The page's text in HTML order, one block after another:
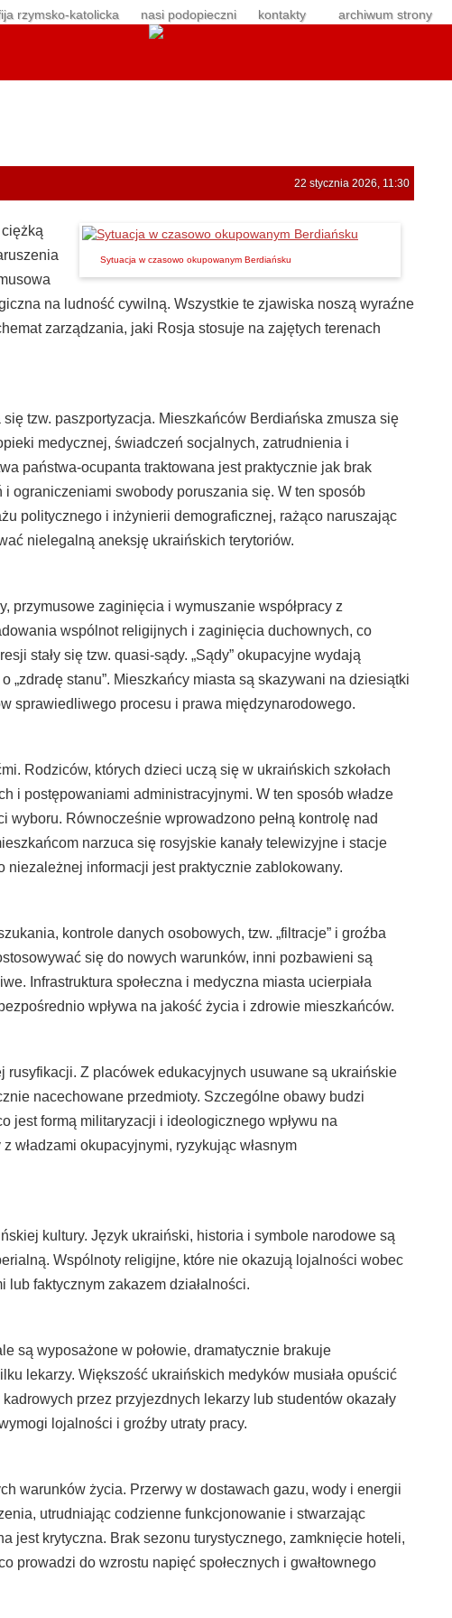
rzymsko-katolicka nasi podopieczni kontakty archiwum strony
22 stycznia 2026, 11:30
Sytuacja w czasowo okupowanym Berdiańsku
na ludność cywilną. Wszystkie te zjawiska noszą wyraźne
zarządzania, jaki Rosja stosuje na zajętych terenach
tzw. paszportyzacja. Mieszkańców Berdiańska zmusza się
medycznej, świadczeń socjalnych, zatrudnienia i
państwa-ocupanta traktowana jest praktycznie jak brak
ograniczeniami swobody poruszania się. W ten sposób
politycznego i inżynierii demograficznej, rażąco naruszając
nielegalną aneksję ukraińskich terytoriów.
przymusowe zaginięcia i wymuszanie współpracy z
wspólnot religijnych i zaginięcia duchownych, co
stały się tzw. quasi-sądy. „Sądy” okupacyjne wydają
stanu”. Mieszkańcy miasta są skazywani na dziesiątki
sprawiedliwego procesu i prawa międzynarodowego.
Rodziców, których dzieci uczą się w ukraińskich szkołach
i postępowaniami administracyjnymi. W ten sposób władze
Równocześnie wprowadzono pełną kontrolę nad
narzuca się rosyjskie kanały telewizyjne i stacje
informacji jest praktycznie zablokowany.
kontrole danych osobowych, tzw. „filtracje” i groźba
się do nowych warunków, inni pozbawieni są
Infrastruktura społeczna i medyczna miasta ucierpiała
wpływa na jakość życia i zdrowie mieszkańców.
Z placówek edukacyjnych usuwane są ukraińskie
nacechowane przedmioty. Szczególne obawy budzi
jest formą militaryzacji i ideologicznego wpływu na
władzami okupacyjnymi, ryzykując własnym
kultury. Język ukraiński, historia i symbole narodowe są
Wspólnoty religijne, które nie okazują lojalności wobec
faktycznym zakazem działalności.
są wyposażone w połowie, dramatycznie brakuje
lekarzy. Większość ukraińskich medyków musiała opuścić
przez przyjezdnych lekarzy lub studentów okazały
lojalności i groźby utraty pracy.
warunków życia. Przerwy w dostawach gazu, wody i energii
utrudniając codzienne funkcjonowanie i stwarzając
jest krytyczna. Brak sezonu turystycznego, zamknięcie hoteli,
prowadzi do wzrostu napięć społecznych i gwałtownego